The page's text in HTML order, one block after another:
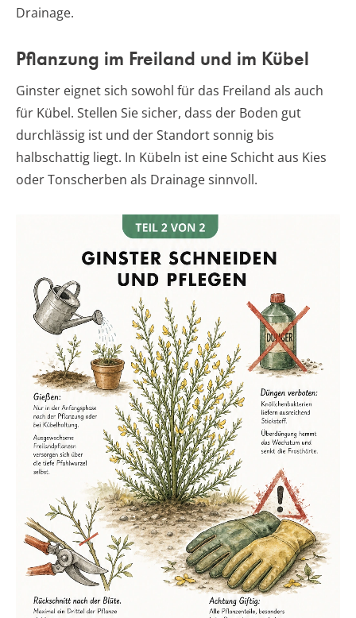
Drainage.
Pflanzung im Freiland und im Kübel
Ginster eignet sich sowohl für das Freiland als auch
für Kübel. Stellen Sie sicher, dass der Boden gut
durchlässig ist und der Standort sonnig bis
halbschattig liegt. In Kübeln ist eine Schicht aus Kies
oder Tonscherben als Drainage sinnvoll.